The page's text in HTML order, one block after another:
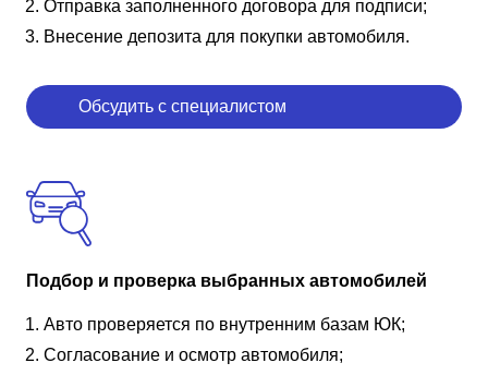
Отправка заполненного договора для подписи;
Внесение депозита для покупки автомобиля.
Обсудить с специалистом
Подбор и проверка выбранных автомобилей
Авто проверяется по внутренним базам ЮК;
Согласование и осмотр автомобиля;